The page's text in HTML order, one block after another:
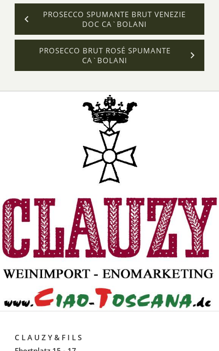
PROSECCO SPUMANTE BRUT VENEZIE
DOC CA`BOLANI
PROSECCO BRUT ROSÉ SPUMANTE
CA`BOLANI
C L A U Z Y & F I L S